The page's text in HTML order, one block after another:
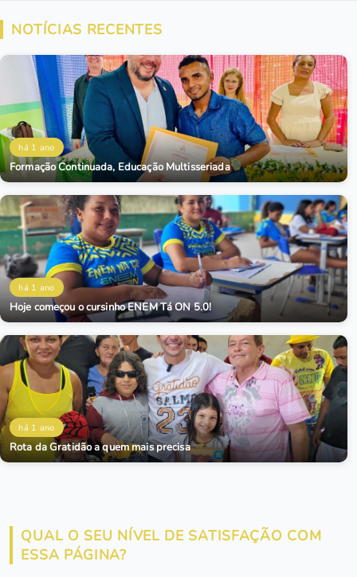
NOTÍCIAS RECENTES
há 1 ano
Formação Continuada, Educação Multisseriada
há 1 ano
Hoje começou o cursinho ENEM Tá ON 5.0!
há 1 ano
Rota da Gratidão a quem mais precisa
QUAL O SEU NÍVEL DE SATISFAÇÃO COM
ESSA PÁGINA?